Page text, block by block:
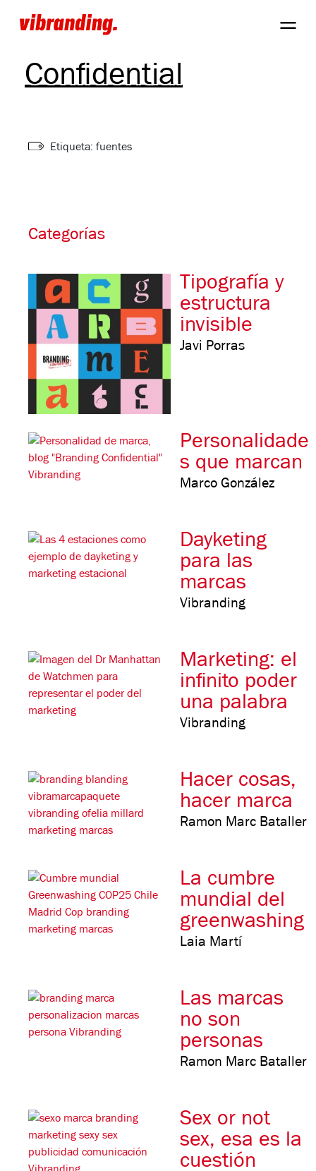
Branding
Confidential
Etiqueta: fuentes
Categorías
Tipografía y
estructura
invisible
Javi Porras
Personalidade
s que marcan
Marco González
Dayketing
para las
marcas
Vibranding
Marketing: el
infinito poder
una palabra
Vibranding
Hacer cosas,
hacer marca
Ramon Marc Bataller
La cumbre
mundial del
greenwashing
Laia Martí
Las marcas
no son
personas
Ramon Marc Bataller
Sex or not
sex, esa es la
cuestión